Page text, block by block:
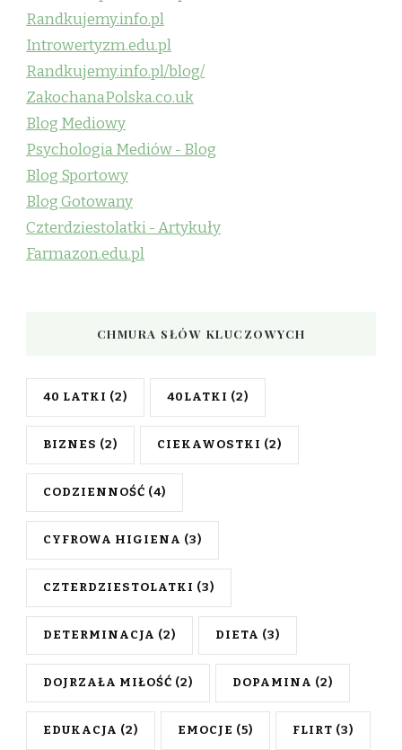
Randkujemy.info.pl
Introwertyzm.edu.pl
Randkujemy.info.pl/blog/
ZakochanaPolska.co.uk
Blog Mediowy
Psychologia Mediów - Blog
Blog Sportowy
Blog Gotowany
Czterdziestolatki - Artykuły
Farmazon.edu.pl
CHMURA SŁÓW KLUCZOWYCH
40 LATKI (2) 40LATKI (2)
BIZNES (2) CIEKAWOSTKI (2)
CODZIENNOŚĆ (4)
CYFROWA HIGIENA (3)
CZTERDZIESTOLATKI (3)
DETERMINACJA (2) DIETA (3)
DOJRZAŁA MIŁOŚĆ (2) DOPAMINA (2)
EDUKACJA (2) EMOCJE (5) FLIRT (3)